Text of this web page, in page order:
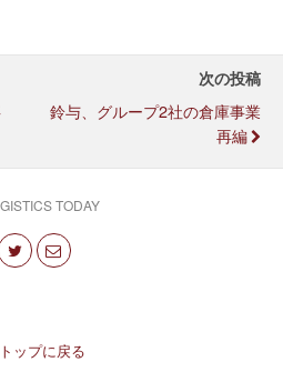
次の投稿
鈴与、グループ2社の倉庫事業
再編
TODAY
トップに戻る